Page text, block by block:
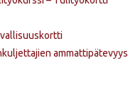
ammattipätevyys